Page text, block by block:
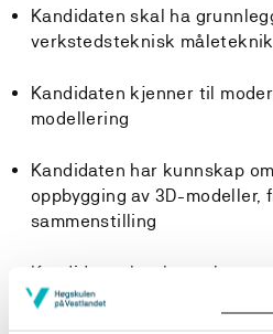
Kandidaten skal ha
verkstedsteknisk
Kandidaten kjenner til
modellering
Kandidaten har kunnskap
oppbygging av 3D-
sammenstilling
Kandidaten har kunnskap
arbeidsmetoder for